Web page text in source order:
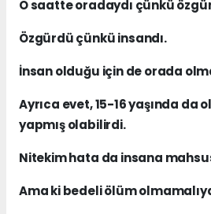
O saatte oradaydı çünkü
Özgürdü çünkü insandı.
İnsan olduğu için de orada
Ayrıca evet, 15-16 yaşında da
yapmış olabilirdi.
Nitekim hata da insana
Ama ki bedeli ölüm